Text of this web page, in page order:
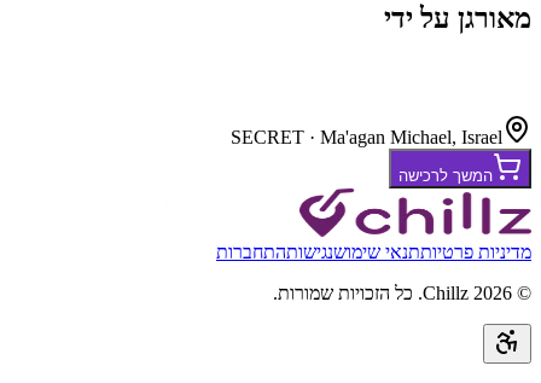
מאורגן על ידי
GARDENS OF PEACE
SECRET · Ma'agan Michael, Israel
המשך לרכישה
מדיניות פרטיותתנאי שימושנגישותהתחברות
©
2026
Chillz
. כל הזכויות שמורות.